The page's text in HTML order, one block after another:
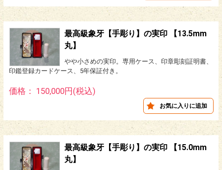
最高級象牙【手彫り】の実印 【13.5mm
丸】
やや小さめの実印。専用ケース、印章彫刻証明書、
印鑑登録カードケース、5年保証付き。
価格： 150,000円(税込)
最高級象牙【手彫り】の実印 【15.0mm
丸】